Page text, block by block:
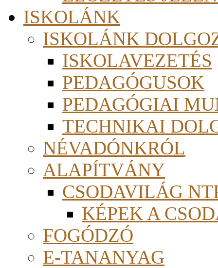
ISKOLÁNK
ISKOLÁNK
ISKOLAVEZETÉS
PEDAGÓGUSOK
PEDAGÓGIAI
TECHNIKAI
NÉVADÓNKRÓL
ALAPÍTVÁNY
CSODAVILÁG
KÉPEK A
FOGÓDZÓ
E-TANANYAG